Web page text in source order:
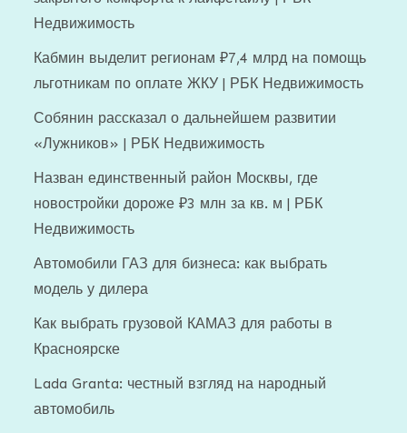
Недвижимость
Кабмин выделит регионам ₽7,4 млрд на помощь
льготникам по оплате ЖКУ | РБК Недвижимость
Собянин рассказал о дальнейшем развитии
«Лужников» | РБК Недвижимость
Назван единственный район Москвы, где
новостройки дороже ₽3 млн за кв. м | РБК
Недвижимость
Автомобили ГАЗ для бизнеса: как выбрать
модель у дилера
Как выбрать грузовой КАМАЗ для работы в
Красноярске
Lada Granta: честный взгляд на народный
автомобиль